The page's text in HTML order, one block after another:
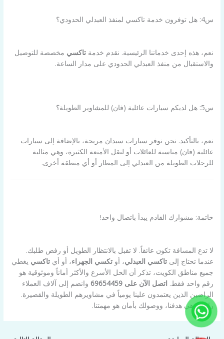
س4: هل توفرون خدمة تاكسي لمنفذ العبدلي الحدودي؟
نعم، هذه إحدى خدماتنا الرئيسية. نقدم خدمةتاكسي مخصصة للتوصيل
والاستقبال من منفذ العبدلي الحدودي على مدار الساعة.
س5: هل لديكم سيارات عائلية (فان) للمشاوير الطويلة؟
نعم، بالتأكيد. نحن نوفر سيارات سيدان مريحة، بالإضافة إلى سيارات
عائلية (فان) مناسبة للعائلات أو لنقل الأمتعة الكثيرة، وهي مثالية
للرحلات الطويلة من العبدلي إلى المطار أو أي منطقة أخرى.
خاتمة: مشوارك القادم يبدأ باتصال واحد!
لا تدع المسافة تكون عائقاً. لا تقبل بالانتظار الطويل أو رفض طلبك.
عندما تحتاج إلىتاكسي العبدلي، أوتكسي الجهراء، أو أيتاكسي يغطي
جميع مناطق الكويت، تذكر أن الحل الأسرع والأكثر أماناً وموثوقية هو
رقم واحد فقط. اتصل الآن على 69654459
وانضم إلى آلاف العملاء
الراضين الذين يعتمدون علينا يومياً في مشاويرهم الطويلة والقصيرة.
راحتك هي هدفنا، ووصولك بأمان هو مهمتنا.